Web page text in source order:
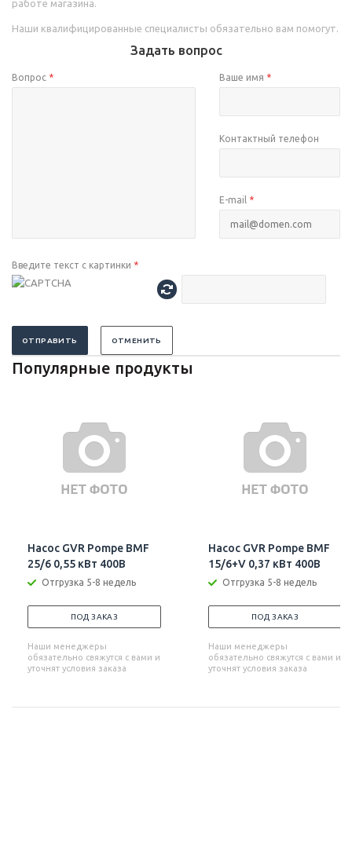
работе магазина.
Наши квалифицированные специалисты обязательно вам помогут.
Задать вопрос
Вопрос * Ваше имя *
Контактный телефон
E-mail *
Введите текст с картинки *
ОТПРАВИТЬ ОТМЕНИТЬ
Популярные продукты
Насос GVR Pompe BMF
25/6 0,55 кВт 400В
Отгрузка 5-8 недель
ПОД ЗАКАЗ
Наши менеджеры
обязательно свяжутся с вами и
уточнят условия заказа
Насос GVR Pompe BMF
15/6+V 0,37 кВт 400В
Отгрузка 5-8 недель
ПОД ЗАКАЗ
Наши менеджеры
обязательно свяжутся с вами и
уточнят условия заказа